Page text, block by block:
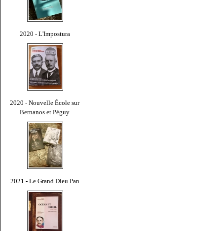
2020 - L'Impostura
2020 - Nouvelle École sur
Bernanos et Péguy
2021 - Le Grand Dieu Pan